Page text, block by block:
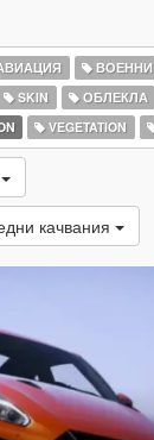
ВОЕННИ
SKIN ОБЛЕКЛА
VEGETATION
качвания